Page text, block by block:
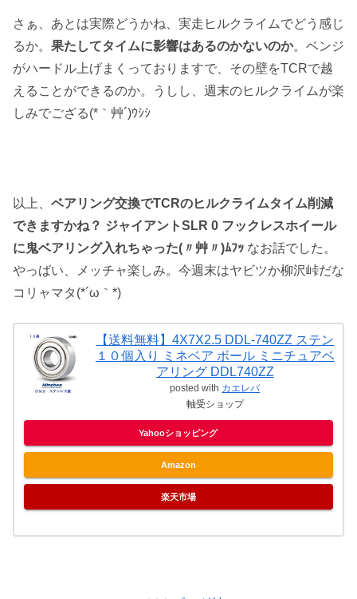
さぁ、あとは実際どうかね、実走ヒルクライムでどう感じ
るか。 果たしてタイムに影響はあるのかないのか。ベンジ
がハードル上げまくっておりますで、その壁をTCRで越
えることができるのか。うしし、週末のヒルクライムが楽
しみでござる(*｀艸´)ｳｼｼ
以上、 ベアリング交換でTCRのヒルクライムタイム削減
できますかね？ ジャイアントSLR 0 フックレスホイール
に鬼ベアリング入れちゃった(〃艸〃)ﾑﾌｯ なお話でした。
やっばい、メッチャ楽しみ。今週末はヤビツか柳沢峠だな
コリャマタ(*´ω｀*)
【送料無料】4X7X2.5 DDL-740ZZ ステン
１０個入り ミネベア ボール ミニチュアベ
アリング DDL740ZZ
posted with カエレバ
軸受ショップ
Yahooショッピング
Amazon
楽天市場